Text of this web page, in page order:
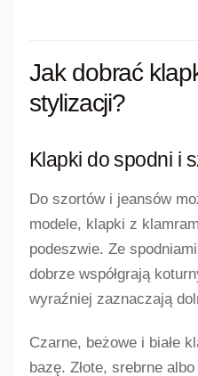
Jak dobrać
stylizacji?
Klapki do spodni i
Do szortów i jeansów
modele, klapki z
podeszwie. Ze
dobrze współgrają
wyraźniej zaznaczają
Czarne, beżowe i białe
bazę. Złote, srebrne